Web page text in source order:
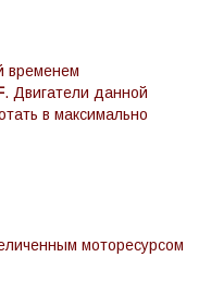
временем
. Двигатели данной
в максимально
моторесурсом